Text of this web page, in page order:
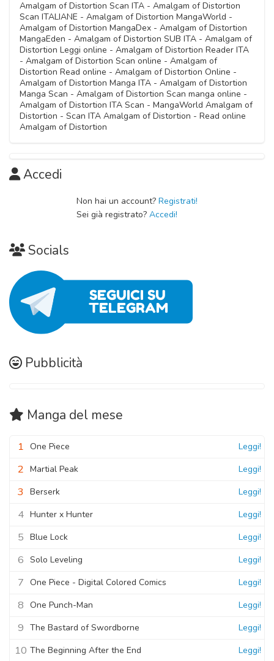
Capitolo 11
03 Ottobre 2020
Capitolo 10
03 Ottobre 2020
Capitolo 09
Capitolo 08
Capitolo 06
03 Ottobre 2020
Capitolo 05
03 Ottobre 2020
Capitolo 04
Capitolo 02
Capitolo 01
Amalgam of Distortion Scan ITA - Amalgam of Distortion
Scan ITALIANE - Amalgam of Distortion MangaWorld -
Amalgam of Distortion MangaDex - Amalgam of Distortion
MangaEden - Amalgam of Distortion SUB ITA - Amalgam of
Distortion Leggi online - Amalgam of Distortion Reader ITA
- Amalgam of Distortion Scan online - Amalgam of
Distortion Read online - Amalgam of Distortion Online -
Amalgam of Distortion Manga ITA - Amalgam of Distortion
Manga Scan - Amalgam of Distortion Scan manga online -
Amalgam of Distortion ITA Scan - MangaWorld Amalgam of
Distortion - Scan ITA Amalgam of Distortion - Read online
Amalgam of Distortion
Accedi
Non hai un account? Registrati!
Sei già registrato? Accedi!
Socials
Pubblicità
Manga del mese
1 One Piece Leggi!
2 Martial Peak Leggi!
3 Berserk Leggi!
4 Hunter x Hunter Leggi!
5 Blue Lock Leggi!
6 Solo Leveling Leggi!
7 One Piece - Digital Colored Comics Leggi!
8 One Punch-Man Leggi!
9 The Bastard of Swordborne Leggi!
10 The Beginning After the End Leggi!